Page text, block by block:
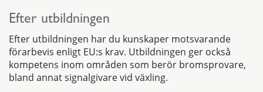
Efter utbildningen
Efter utbildningen har du kunskaper motsvarande
förarbevis enligt EU:s krav. Utbildningen ger också
kompetens inom områden som berör bromsprovare,
bland annat signalgivare vid växling.